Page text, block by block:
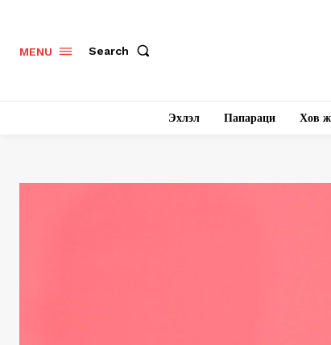
MENU Search
Эхлэл Папараци Хов